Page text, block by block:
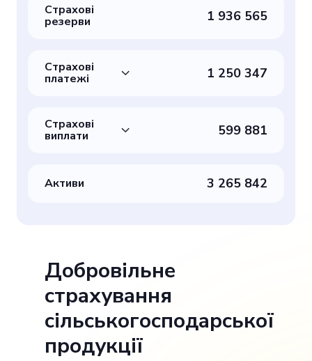
Страхові
резерви 1 936 565
Страхові
платежі 1 250 347
Страхові
виплати 599 881
Активи 3 265 842
Добровільне
страхування
сільськогосподарської
продукції